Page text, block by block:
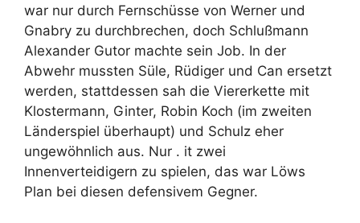
war nur durch Fernschüsse von Werner und
Gnabry zu durchbrechen, doch Schlußmann
Alexander Gutor machte sein Job. In der
Abwehr mussten Süle, Rüdiger und Can ersetzt
werden, stattdessen sah die Viererkette mit
Klostermann, Ginter, Robin Koch (im zweiten
Länderspiel überhaupt) und Schulz eher
ungewöhnlich aus. Nur . it zwei
Innenverteidigern zu spielen, das war Löws
Plan bei diesen defensivem Gegner.